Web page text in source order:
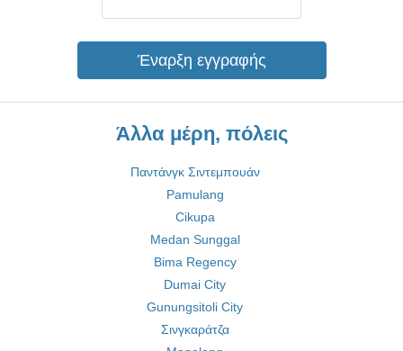
Έναρξη εγγραφής
Άλλα μέρη, πόλεις
Παντάνγκ Σιντεμπουάν
Pamulang
Cikupa
Medan Sunggal
Bima Regency
Dumai City
Gunungsitoli City
Σινγκαράτζα